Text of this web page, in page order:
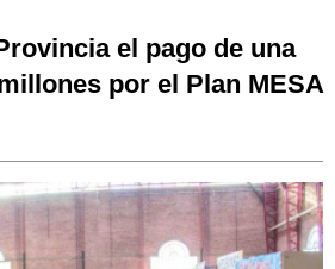
el pago de una
por el Plan MESA